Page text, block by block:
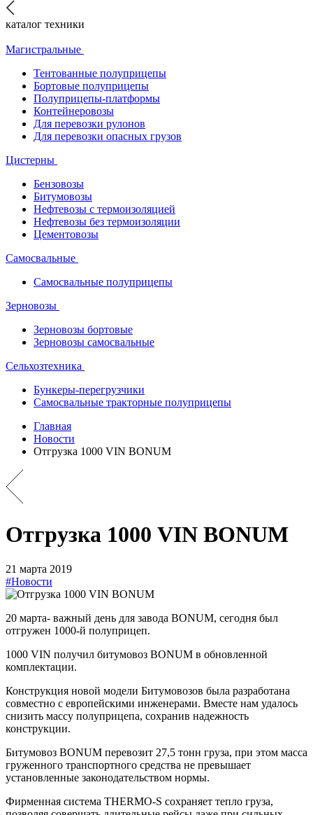
каталог техники
Магистральные
Тентованные полуприцепы
Бортовые полуприцепы
Полуприцепы-платформы
Контейнеровозы
Для перевозки рулонов
Для перевозки опасных грузов
Цистерны
Бензовозы
Битумовозы
Нефтевозы с термоизоляцией
Нефтевозы без термоизоляции
Цементовозы
Самосвальные
Самосвальные полуприцепы
Зерновозы
Зерновозы бортовые
Зерновозы самосвальные
Сельхозтехника
Бункеры-перегрузчики
Самосвальные тракторные полуприцепы
Главная
Новости
Отгрузка 1000 VIN BONUM
Отгрузка 1000 VIN BONUM
21 марта 2019
#Новости
20 марта- важный день для завода BONUM, сегодня был
отгружен 1000-й полуприцеп.
1000 VIN получил битумовоз BONUM в обновленной
комплектации.
Конструкция новой модели Битумовозов была разработана
совместно с европейскими инженерами. Вместе нам удалось
снизить массу полуприцепа, сохранив надежность
конструкции.
Битумовоз BONUM перевозит 27,5 тонн груза, при этом масса
груженного транспортного средства не превышает
установленные законодательством нормы.
Фирменная система THERMO-S сохраняет тепло груза,